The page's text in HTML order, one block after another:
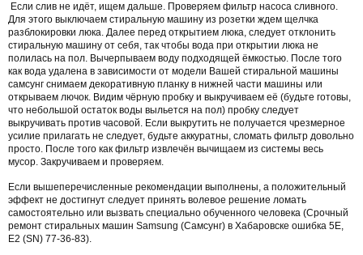
Если слив не идёт, ищем дальше. Проверяем фильтр насоса сливного.
Для этого выключаем стиральную машину из розетки ждем щелчка
разблокировки люка. Далее перед открытием люка, следует отклонить
стиральную машину от себя, так чтобы вода при открытии люка не
полилась на пол. Вычерпываем воду подходящей ёмкостью. После того
как вода удалена в зависимости от модели Вашей стиральной машины
самсунг снимаем декоративную планку в нижней части машины или
открываем лючок. Видим чёрную пробку и выкручиваем её (будьте готовы,
что небольшой остаток воды выльется на пол) пробку следует
выкручивать против часовой. Если выкрутить не получается чрезмерное
усилие прилагать не следует, будьте аккуратны, сломать фильтр довольно
просто. После того как фильтр извлечён вычищаем из системы весь
мусор. Закручиваем и проверяем.
Если вышеперечисленные рекомендации выполнены, а положительный
эффект не достигнут следует принять волевое решение ломать
самостоятельно или вызвать специально обученного человека (Срочный
ремонт стиральных машин Samsung (Самсунг) в Хабаровске ошибка 5E,
E2 (SN) 77-36-83).